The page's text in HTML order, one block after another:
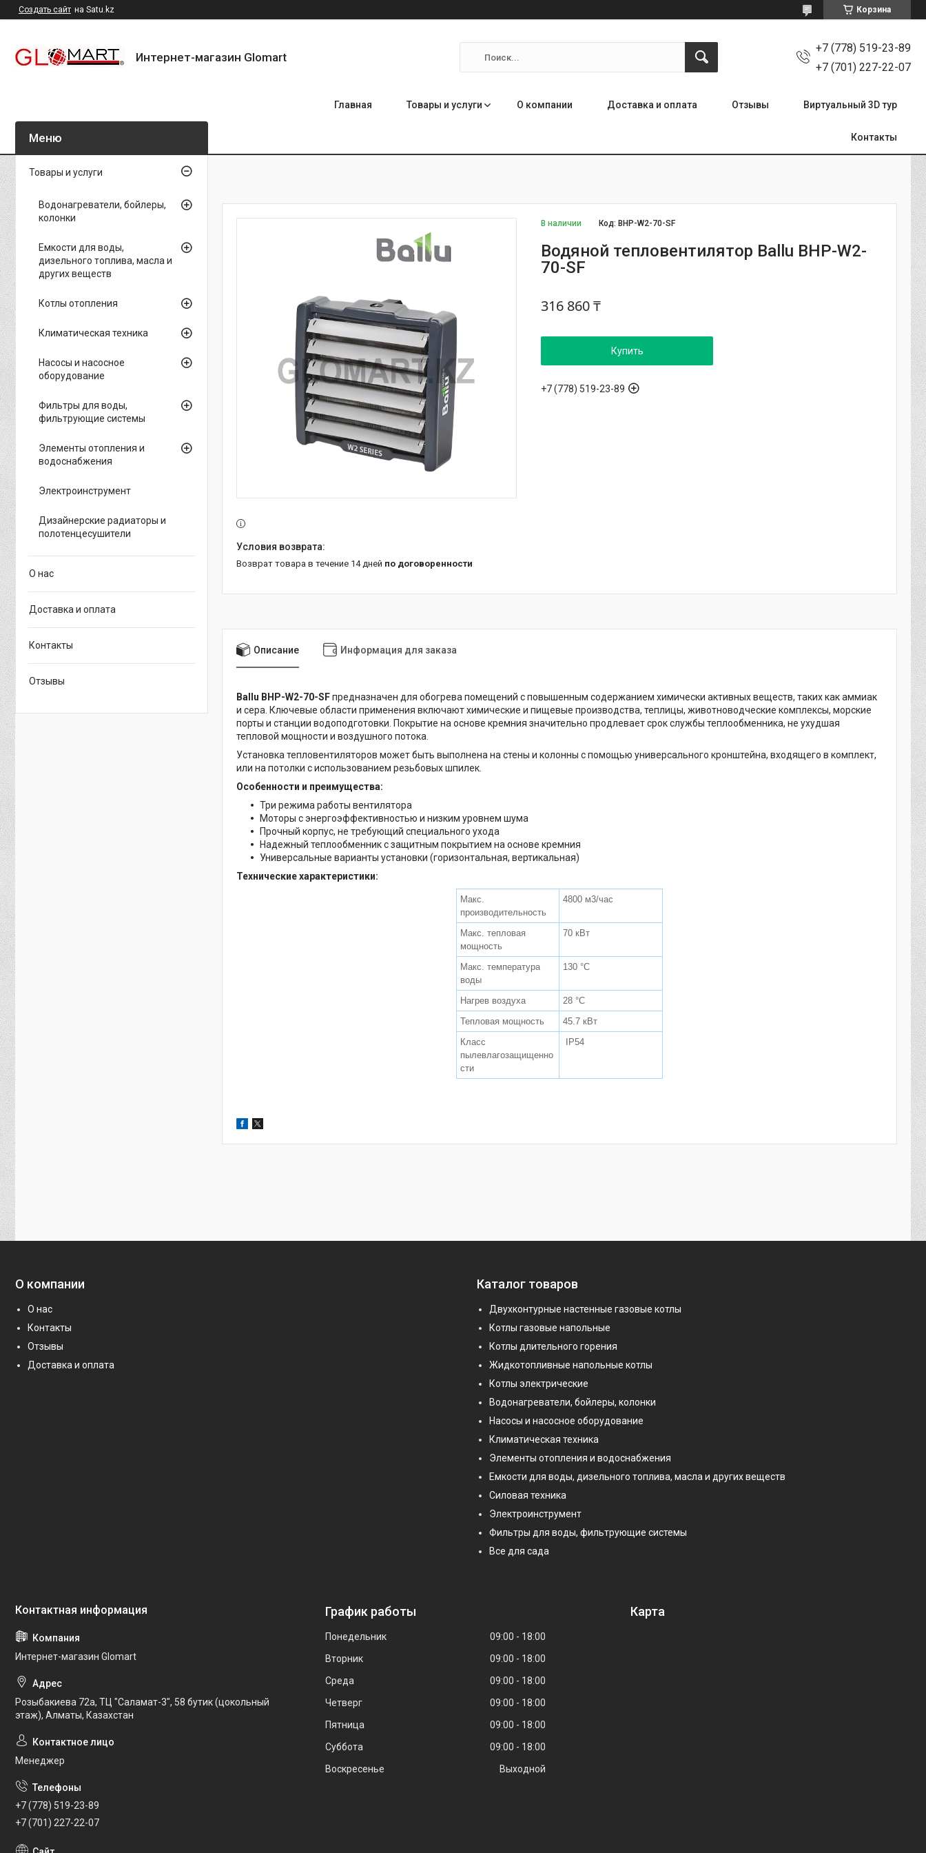
Создать сайт на Satu.kz Корзина
Интернет-магазин Glomart
+7 (778) 519-23-89
+7 (701) 227-22-07
Главная Товары и услуги О компании Доставка и оплата Отзывы Виртуальный 3D тур
Контакты
В наличии Код:BHP-W2-70-SF
Водяной тепловентилятор Ballu BHP-W2-
70-SF
316 860 ₸
Купить
+7 (778) 519-23-89
возврат товара в течение 14 дней по договоренности
Описание Информация для заказа
Ballu BHP-W2-70-SFпредназначен для обогрева помещений с повышенным содержанием химически активных веществ, таких как аммиак
и сера. Ключевые области применения включают химические и пищевые производства, теплицы, животноводческие комплексы, морские
порты и станции водоподготовки. Покрытие на основе кремния значительно продлевает срок службы теплообменника, не ухудшая
тепловой мощности и воздушного потока.
Установка тепловентиляторов может быть выполнена на стены и колонны с помощью универсального кронштейна, входящего в комплект,
или на потолки с использованием резьбовых шпилек.
Особенности и преимущества:
Три режима работы вентилятора
Моторы с энергоэффективностью и низким уровнем шума
Прочный корпус, не требующий специального ухода
Надежный теплообменник с защитным покрытием на основе кремния
Универсальные варианты установки (горизонтальная, вертикальная)
Технические характеристики:
Макс.
производительность
4800 м3/час
Макс. тепловая
мощность
70 кВт
Макс. температура
воды
130 °С
Нагрев воздуха
28 °С
Тепловая мощность
45.7 кВт
Класс
пылевлагозащищенно
сти
IP54
Товары и услуги
Водонагреватели, бойлеры,
колонки
Емкости для воды,
дизельного топлива, масла и
других веществ
Котлы отопления
Климатическая техника
Насосы и насосное
оборудование
Фильтры для воды,
фильтрующие системы
Элементы отопления и
водоснабжения
Электроинструмент
Дизайнерские радиаторы и
полотенцесушители
О нас
Доставка и оплата
Контакты
Отзывы
О компании
О нас
Контакты
Отзывы
Доставка и оплата
Каталог товаров
Двухконтурные настенные газовые котлы
Котлы газовые напольные
Котлы длительного горения
Жидкотопливные напольные котлы
Котлы электрические
Водонагреватели, бойлеры, колонки
Насосы и насосное оборудование
Климатическая техника
Элементы отопления и водоснабжения
Емкости для воды, дизельного топлива, масла и других веществ
Силовая техника
Электроинструмент
Фильтры для воды, фильтрующие системы
Все для сада
Интернет-магазин Glomart
Розыбакиева 72а, ТЦ "Саламат-3", 58 бутик (цокольный
этаж), Алматы, Казахстан
Менеджер
+7 (778) 519-23-89
+7 (701) 227-22-07
График работы
Понедельник 09:00
18:00
Вторник
09:00
18:00
Среда
09:00
18:00
Четверг
09:00
18:00
Пятница
09:00
18:00
Суббота
09:00
18:00
Воскресенье
Выходной
Карта